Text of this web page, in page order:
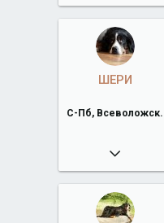
3 233
Хайфа
ШЕРИ
С-Пб, Всеволожск.
17.01.2010
15 583